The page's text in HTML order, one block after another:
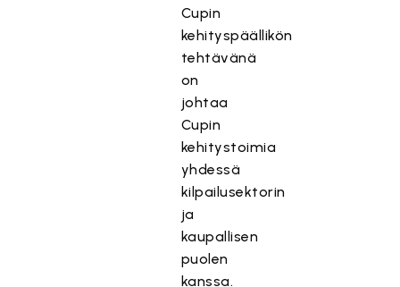
Cupin
kehityspäällikön
tehtävänä
on
johtaa
Cupin
kehitystoimia
yhdessä
kilpailusektorin
ja
kaupallisen
puolen
kanssa.